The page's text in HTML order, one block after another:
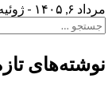
مرداد ۶, ۱۴۰۵ - ژوئیه ۲۸, ۲۰۲۶
جستجو
نوشته‌های